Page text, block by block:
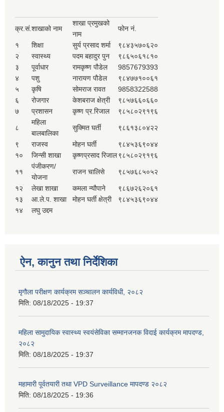
क्र.सं.शाखाको नाम
शाखा प्रमुखको
नाम
फोन नं.
१ शिक्षा सुर्य प्रसाद शर्मा
९८४३५७०६२०
२
स्वास्थ्य पदम बहादुर पुन
९८६५०६१८१०
३
पूर्वाधार रामकृष्ण पौडेल
9857679393
४
पशु नारायण पौडेल
९८४७७१००६१
५
कृषि सोमराज रावत
9858322588
६
रोजगार केशबराज क्षेत्री
९८५७६६०६६०
७
प्रशासन कृष्ण प्र.रिजाल ९८५८०२९१९६
८
महिला
बालबालिका
सुक्मित घर्ती ९८६१३८०४२२
९ राजस्व मोहन घर्ती
९८४५३६९०४४
१०
जिन्सी शाखा कृष्णप्रसाद रिजाल९८५८०२९१९६
११
पंजीकरण/
योजना
राजन चालिसे ९८५७६८५०५२
१२ लेखा शाखा कमला न्यौपाने
९८६७२६२०६१
१३
आ.ले.प. शाखा मोहन घर्ती क्षेत्री
९८४५३६९०४४
१४
लघु उद्दम
ऐन, कानुन तथा निर्देशिका
मृगौला परीक्षण कार्यक्रम सञ्चालन कार्यविधी, २०८२
मिति: 08/18/2025 - 19:37
महिला सामुदायिक स्वास्थ्य स्वयंसेविका सम्मानजनक विदाई कार्यक्रम मापदण्ड,
२०८२
मिति: 08/18/2025 - 19:37
महामारी पूर्वतयारी तथा VPD Surveillance मापदण्ड २०८२
मिति: 08/18/2025 - 19:36